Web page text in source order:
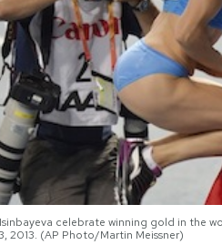
Isinbayeva celebrate winning gold in the
2013. (AP Photo/Martin Meissner)